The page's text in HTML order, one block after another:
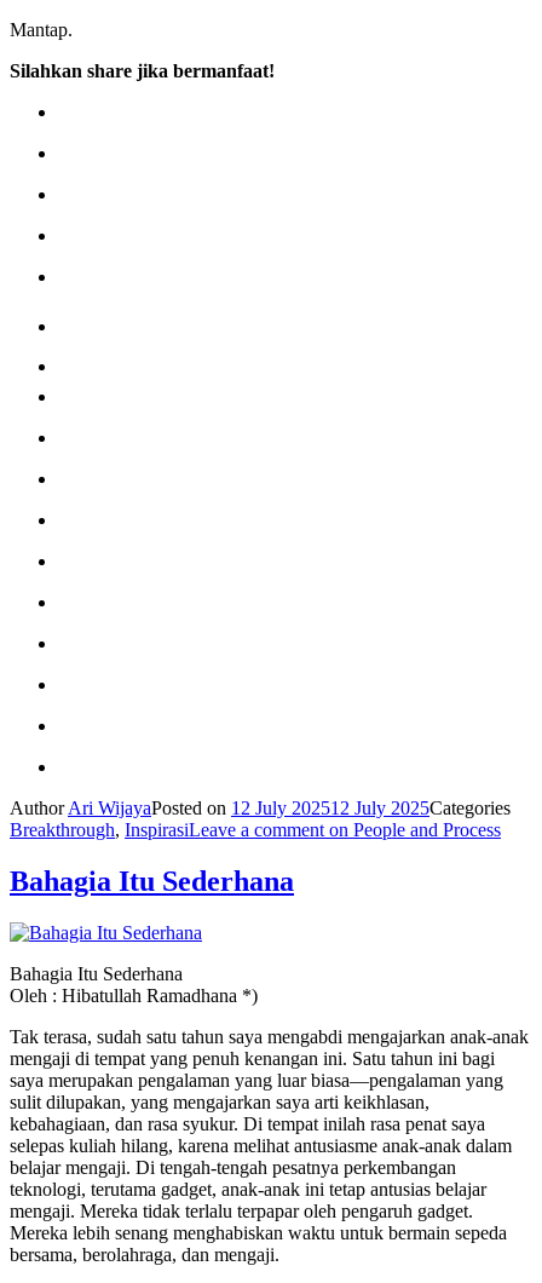
Mantap.
Silahkan share jika bermanfaat!
AuthorAri WijayaPosted on 12 July 202512 July 2025Categories
Breakthrough, InspirasiLeave a comment on People and Process
Bahagia Itu Sederhana
Bahagia Itu Sederhana
Oleh : Hibatullah Ramadhana *)
Tak terasa, sudah satu tahun saya mengabdi mengajarkan anak-anak
mengaji di tempat yang penuh kenangan ini. Satu tahun ini bagi
saya merupakan pengalaman yang luar biasa—pengalaman yang
sulit dilupakan, yang mengajarkan saya arti keikhlasan,
kebahagiaan, dan rasa syukur. Di tempat inilah rasa penat saya
selepas kuliah hilang, karena melihat antusiasme anak-anak dalam
belajar mengaji. Di tengah-tengah pesatnya perkembangan
teknologi, terutama gadget, anak-anak ini tetap antusias belajar
mengaji. Mereka tidak terlalu terpapar oleh pengaruh gadget.
Mereka lebih senang menghabiskan waktu untuk bermain sepeda
bersama, berolahraga, dan mengaji.